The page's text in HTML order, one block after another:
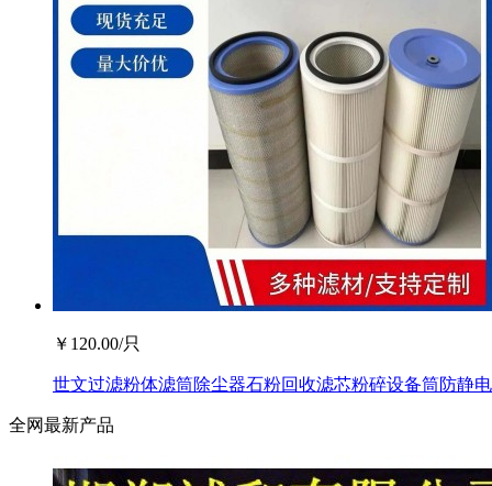
￥ 120.00/只
世文过滤粉体滤筒除尘器石粉回收滤芯粉碎设备筒防静
全网最新产品